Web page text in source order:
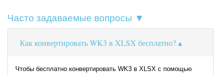
Часто задаваемые вопросы ▼
Как конвертировать WK3 в XLSX бесплатно?
Чтобы бесплатно конвертировать WK3 в XLSX с помощью